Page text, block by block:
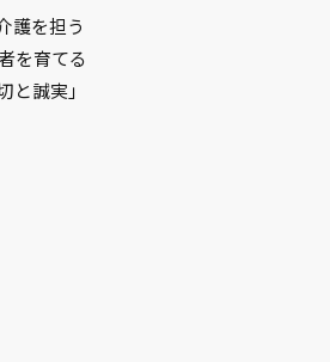
護を担う
を育てる
誠実」